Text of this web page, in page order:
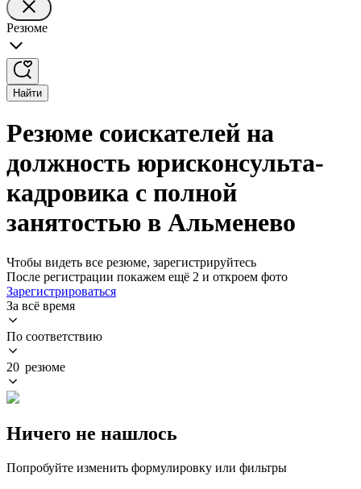
Резюме
Найти
Резюме соискателей на
должность юрисконсульта-
кадровика с полной
занятостью в Альменево
Чтобы видеть все резюме, зарегистрируйтесь
После регистрации покажем ещё 2 и откроем фото
Зарегистрироваться
За всё время
По соответствию
20 резюме
Ничего не нашлось
Попробуйте изменить формулировку или фильтры